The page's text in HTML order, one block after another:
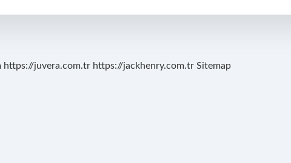
https://juvera.com.tr https://jackhenry.com.tr Sitemap